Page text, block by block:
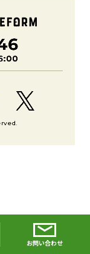
お問い合わせ